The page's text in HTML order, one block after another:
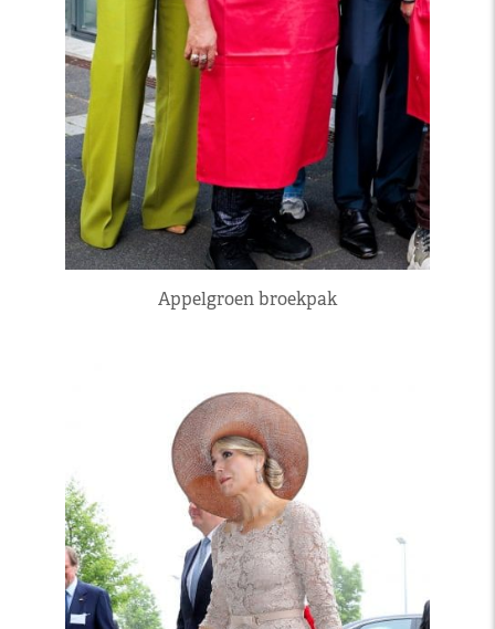
Appelgroen broekpak